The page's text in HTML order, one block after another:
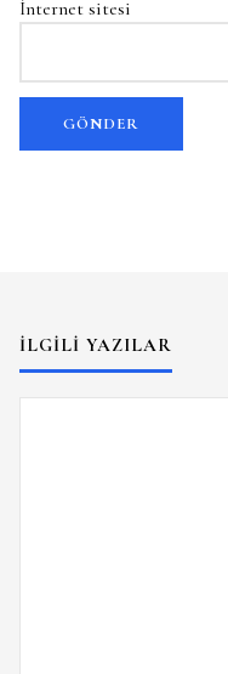
İnternet sitesi
İLGILI YAZILAR